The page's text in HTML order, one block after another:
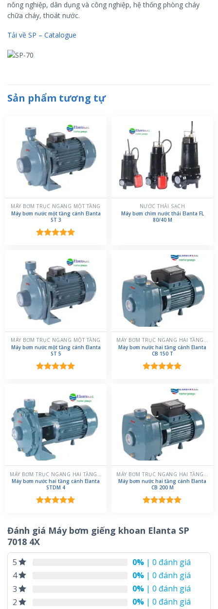
nông nghiệp, dân dụng và công nghiệp, hệ thống phòng cháy
chữa cháy, thoát nước.
Tải về SP – Catalogue
Sản phẩm tương tự
MÁY BƠM TRỤC NGANG MỘT TẦNG
Máy bơm nước một tầng cánh Elanta
ST 3
NƯỚC THẢI SẠCH
Máy bơm chìm nước thải Elanta FL
80/40 M
MÁY BƠM TRỤC NGANG MỘT TẦNG
Máy bơm nước một tầng cánh Elanta
ST 5
MÁY BƠM TRỤC NGANG HAI TẦNG CÁNH
Máy bơm nước hai tầng cánh Elanta
CB 150 T
Máy bơm nước hai tầng cánh Elanta
STDM 4
5 sao
Máy bơm nước hai tầng cánh Elanta
CB 200 M
5 sao
Đánh giá Máy bơm giếng khoan Elanta SP
7018 4X
5 0% | 0 đánh giá
4
0% | 0 đánh giá
3
0% | 0 đánh giá
2
0% | 0 đánh giá